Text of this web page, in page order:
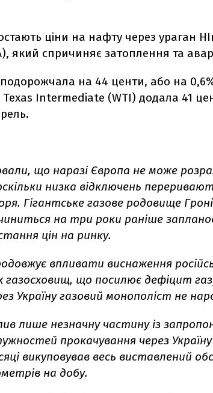
ціни на нафту через ураган
який спричиняє затоплення та
на 44 центи, або на
Intermediate (WTI) додала 41
що наразі Європа не може
низка відключень
Гігантське газове родовище
на три роки раніше
цін на ринку.
впливати виснаження
газосховищ, що посилює дефіцит
Україну газовий монополіст не
лише незначну частину із
прокачування через
викуповував весь виставлений
на добу.